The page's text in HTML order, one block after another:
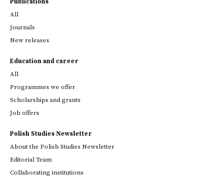
All
Journals
New releases
Education and career
All
Programmes we offer
Scholarships and grants
Job offers
Polish Studies Newsletter
About the Polish Studies Newsletter
Editorial Team
Collaborating institutions